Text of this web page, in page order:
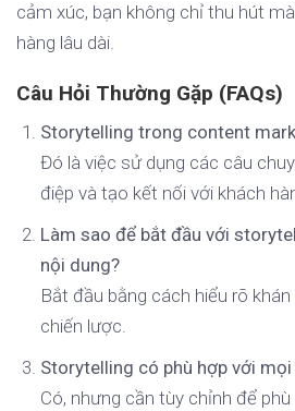
cảm xúc, bạn không chỉ thu hút
hàng lâu dài.
Câu Hỏi Thường Gặp (FAQs)
Storytelling trong content
Đó là việc sử dụng các câu
điệp và tạo kết nối với khách
Làm sao để bắt đầu với
nội dung?
Bắt đầu bằng cách hiểu rõ
chiến lược.
Storytelling có phù hợp với
Có, nhưng cần tùy chỉnh để